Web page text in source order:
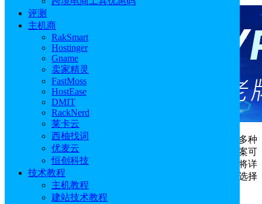
评测
主机商
RakSmart
Hostinger
Gname
卖家精灵
FastMoss
HostEase
DMIT
RackNerd
莱卡云
西柚找词
优麦云
恒创科技
技术教程
主机教程
建站技术教程
恒创科技香港云服务器提供BGP精品、优化、国际等多种
网络线路可选，同时根据线路不同提供多种配置的套餐方案可
选，满足多样化需求。很多用户不太清楚如何选择，本文将详
细介绍三种线路套餐区别及选择建议，希望可以帮助用户选择
到合适的方案。